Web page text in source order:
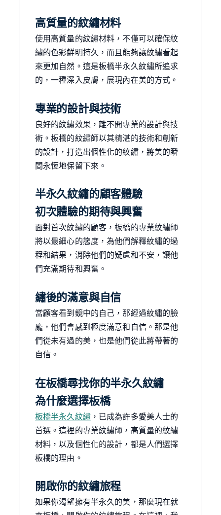
高質量的紋繡材料
使用高質量的紋繡材料，不僅可以確保紋
繡的色彩鮮明持久，而且能夠讓紋繡看起
來更加自然。這是板橋半永久紋繡所追求
的，一種深入皮膚，展現內在美的方式。
專業的設計與技術
良好的紋繡效果，離不開專業的設計與技
術。板橋的紋繡師以其精湛的技術和創新
的設計，打造出個性化的紋繡，將美的瞬
間永恆地保留下來。
半永久紋繡的顧客體驗
初次體驗的期待與興奮
面對首次紋繡的顧客，板橋的專業紋繡師
將以最細心的態度，為他們解釋紋繡的過
程和結果，消除他們的疑慮和不安，讓他
們充滿期待和興奮。
繡後的滿意與自信
當顧客看到鏡中的自己，那經過紋繡的臉
龐，他們會感到極度滿意和自信。那是他
們從未有過的美，也是他們從此將帶著的
自信。
在板橋尋找你的半永久紋繡
為什麼選擇板橋
板橋半永久紋繡，已成為許多愛美人士的
首選。這裡的專業紋繡師，高質量的紋繡
材料，以及個性化的設計，都是人們選擇
板橋的理由。
開啟你的紋繡旅程
如果你渴望擁有半永久的美，那麼現在就